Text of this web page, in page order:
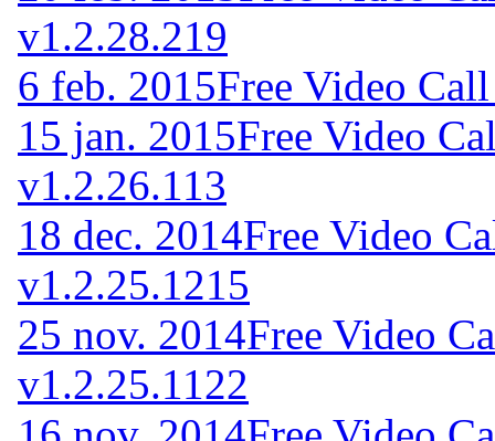
v1.2.28.219
6 feb. 2015Free Video
15 jan. 2015Free Video
v1.2.26.113
18 dec. 2014Free Video
v1.2.25.1215
25 nov. 2014Free Video
v1.2.25.1122